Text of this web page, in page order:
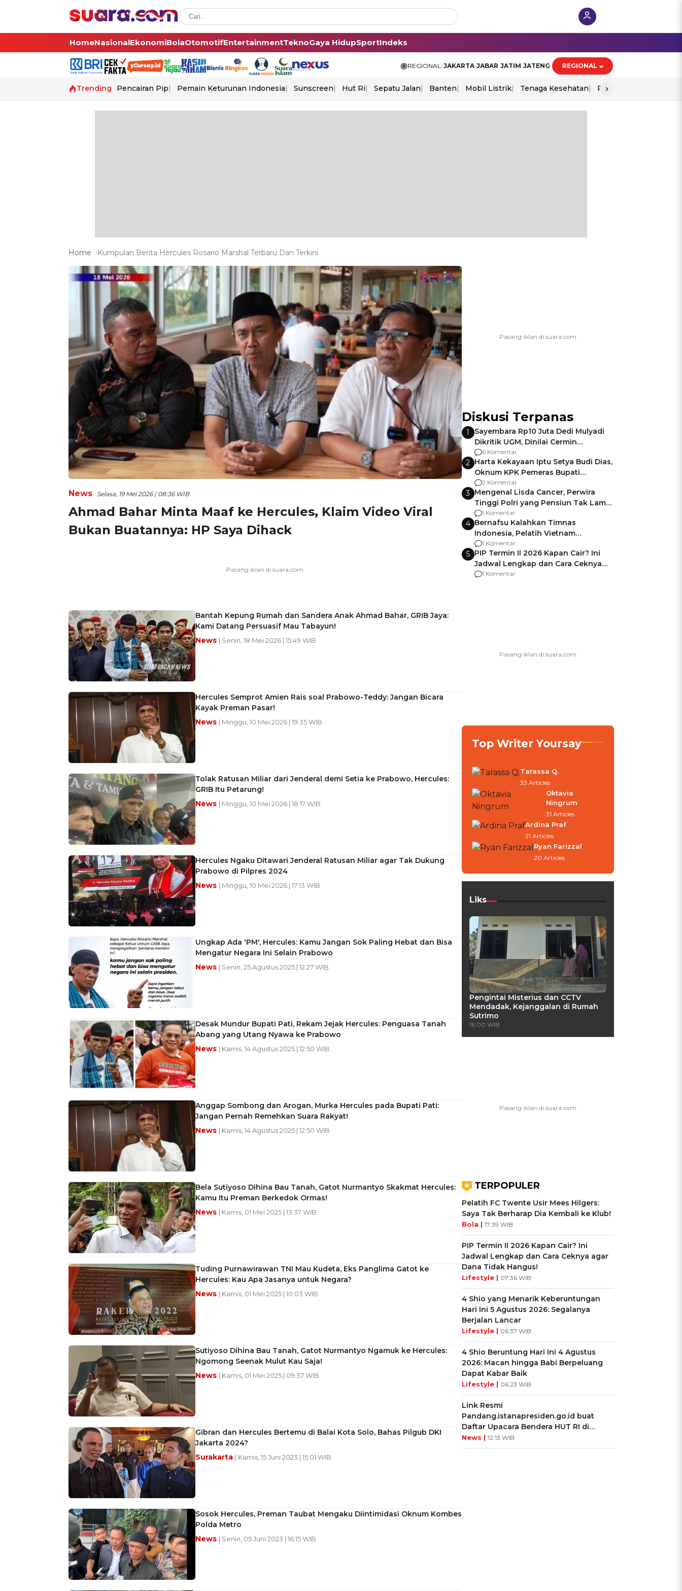
HomeNasionalEkonomiBolaOtomotifEntertainmentTeknoGaya HidupSportIndeks
REGIONAL: JAKARTA JABAR JATIM JATENG REGIONAL
Trending Pencairan Pip Pemain Keturunan Indonesia Sunscreen Hut Ri Sepatu Jalan Banten Mobil Listrik Tenaga Kesehatan Perang As-Iran
›
Home Kumpulan Berita Hercules Rosario Marshal Terbaru Dan Terkini
News Selasa, 19 Mei 2026 | 08:36 WIB
Ahmad Bahar Minta Maaf ke Hercules, Klaim Video Viral
Bukan Buatannya: HP Saya Dihack
Bantah Kepung Rumah dan Sandera Anak Ahmad Bahar, GRIB Jaya:
Kami Datang Persuasif Mau Tabayun!
News | Senin, 18 Mei 2026 | 15:49 WIB
Hercules Semprot Amien Rais soal Prabowo-Teddy: Jangan Bicara
Kayak Preman Pasar!
News | Minggu, 10 Mei 2026 | 19:35 WIB
Tolak Ratusan Miliar dari Jenderal demi Setia ke Prabowo, Hercules:
GRIB Itu Petarung!
News | Minggu, 10 Mei 2026 | 18:17 WIB
Hercules Ngaku Ditawari Jenderal Ratusan Miliar agar Tak Dukung
Prabowo di Pilpres 2024
News | Minggu, 10 Mei 2026 | 17:13 WIB
Ungkap Ada 'PM', Hercules: Kamu Jangan Sok Paling Hebat dan Bisa
Mengatur Negara Ini Selain Prabowo
News | Senin, 25 Agustus 2025 | 12:27 WIB
Desak Mundur Bupati Pati, Rekam Jejak Hercules: Penguasa Tanah
Abang yang Utang Nyawa ke Prabowo
News | Kamis, 14 Agustus 2025 | 12:50 WIB
Anggap Sombong dan Arogan, Murka Hercules pada Bupati Pati:
Jangan Pernah Remehkan Suara Rakyat!
News | Kamis, 14 Agustus 2025 | 12:50 WIB
Bela Sutiyoso Dihina Bau Tanah, Gatot Nurmantyo Skakmat Hercules:
Kamu Itu Preman Berkedok Ormas!
News | Kamis, 01 Mei 2025 | 13:37 WIB
Tuding Purnawirawan TNI Mau Kudeta, Eks Panglima Gatot ke
Hercules: Kau Apa Jasanya untuk Negara?
News | Kamis, 01 Mei 2025 | 10:03 WIB
Sutiyoso Dihina Bau Tanah, Gatot Nurmantyo Ngamuk ke Hercules:
Ngomong Seenak Mulut Kau Saja!
News | Kamis, 01 Mei 2025 | 09:37 WIB
Gibran dan Hercules Bertemu di Balai Kota Solo, Bahas Pilgub DKI
Jakarta 2024?
Surakarta | Kamis, 15 Juni 2023 | 15:01 WIB
Sosok Hercules, Preman Taubat Mengaku Diintimidasi Oknum Kombes
Polda Metro
News | Senin, 05 Juni 2023 | 16:15 WIB
Diskusi Terpanas
1
Sayembara Rp10 Juta Dedi Mulyadi
Dikritik UGM, Dinilai Cermin
Gagalnya Negara Jamin Keamanan
6 Komentar
2 Harta Kekayaan Iptu Setya Budi Dias,
Oknum KPK Pemeras Bupati
Pemalang
2 Komentar
3 Mengenal Lisda Cancer, Perwira
Tinggi Polri yang Pensiun Tak Lama
Usai Jadi Brigjen
1 Komentar
4 Bernafsu Kalahkan Timnas
Indonesia, Pelatih Vietnam
Berencana Pakai Jimat di Pakansari
1 Komentar
5 PIP Termin II 2026 Kapan Cair? Ini
Jadwal Lengkap dan Cara Ceknya
agar Dana Tidak Hangus!
1 Komentar
Top Writer Yoursay
Tarassa Q.
33 Articles
Oktavia
Ningrum
31 Articles
Ardina Praf
21 Articles
Ryan Farizzal
20 Articles
Liks
Pengintai Misterius dan CCTV
Mendadak, Kejanggalan di Rumah
Sutrimo
16:00 WIB
TERPOPULER
Pelatih FC Twente Usir Mees Hilgers:
Saya Tak Berharap Dia Kembali ke Klub!
Bola | 17:39 WIB
PIP Termin II 2026 Kapan Cair? Ini
Jadwal Lengkap dan Cara Ceknya agar
Dana Tidak Hangus!
Lifestyle | 07:36 WIB
4 Shio yang Menarik Keberuntungan
Hari Ini 5 Agustus 2026: Segalanya
Berjalan Lancar
Lifestyle | 06:37 WIB
4 Shio Beruntung Hari Ini 4 Agustus
2026: Macan hingga Babi Berpeluang
Dapat Kabar Baik
Lifestyle | 06:23 WIB
Link Resmi
Pandang.istanapresiden.go.id buat
Daftar Upacara Bendera HUT RI di
Istana Negara
News | 12:13 WIB